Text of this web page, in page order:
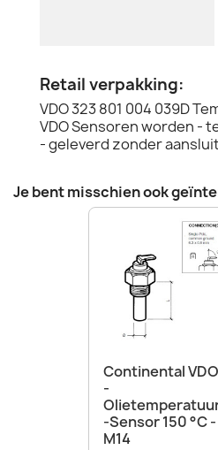
Retail verpakking:
VDO 323 801 004 039D
VDO Sensoren worden -
- geleverd zonder
Je bent misschien ook
Continental VDO
-
-sensor 150 °C -
M14